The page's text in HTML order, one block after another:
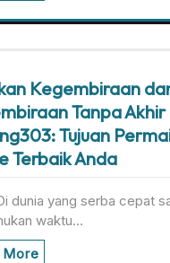
Kegembiraan
Tanpa
Tujuan
Terbaik Anda
dunia yang serba cepat
waktu…
More